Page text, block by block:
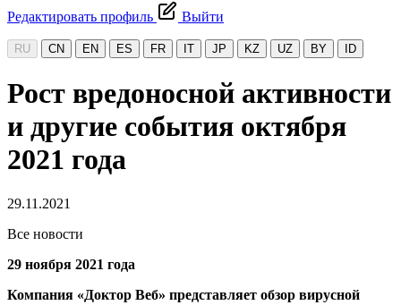
Редактировать профиль
Выйти
RU CN EN ES FR IT JP KZ UZ BY ID
Рост вредоносной активности
и другие события октября
2021 года
29.11.2021
Все новости
29 ноября 2021 года
Компания «Доктор Веб» представляет обзор вирусной